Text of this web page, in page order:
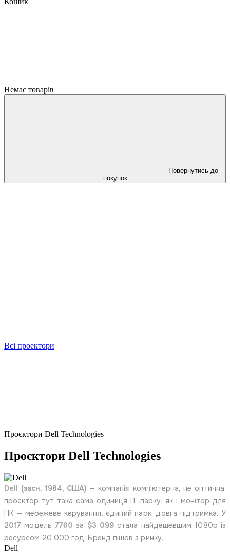
Немає товарів
Повернутись до
покупок
Всі проектори
Проєктори Dell Technologies
Проєктори Dell Technologies
Dell (засн. 1984, США) — компанія комп'ютерна, не оптична:
проєктор тут така сама одиниця ІТ-парку, як і монітор для
ПК — мережеве керування, єдиний парк, довга підтримка. У
2017 модель 7760 за $3 099стала найдешевшим 1080p із
ресурсом 20 000 год. Бренд пішов з ринку.
Dell